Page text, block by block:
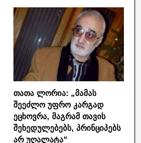
თათა ლორია: „მამას
შეეძლო უფრო კარგად
ეცხოვრა, მაგრამ თავის
შეხედულებებს, პრინციპებს
არ უღალატა“